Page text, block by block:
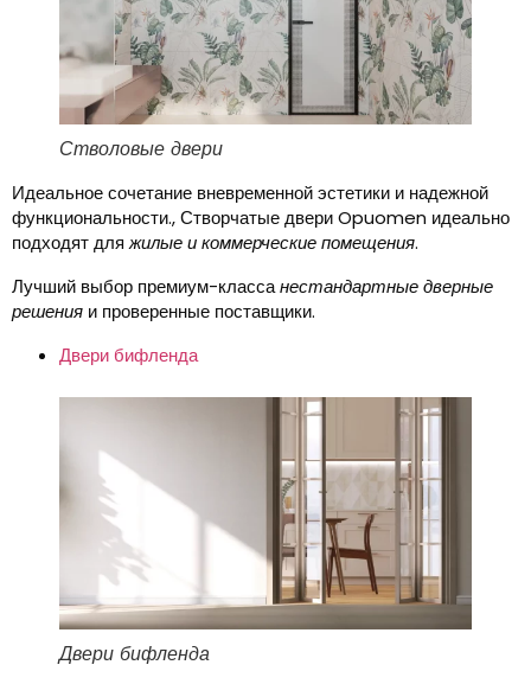
Стволовые двери
Идеальное сочетание вневременной эстетики и надежной
функциональности., Створчатые двери Opuomen идеально
подходят дляжилые и коммерческие помещения.
Лучший выбор премиум-классанестандартные дверные
решения и проверенные поставщики.
Двери бифленда
Двери бифленда